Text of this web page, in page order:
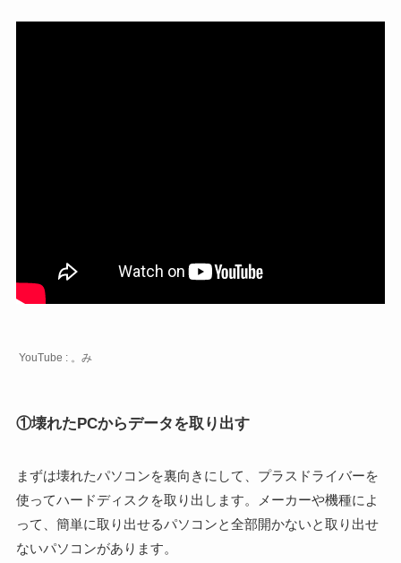
YouTube : 。み
①壊れたPCからデータを取り出す
まずは壊れたパソコンを裏向きにして、プラスドライバーを
使ってハードディスクを取り出します。メーカーや機種によ
って、簡単に取り出せるパソコンと全部開かないと取り出せ
ないパソコンがあります。